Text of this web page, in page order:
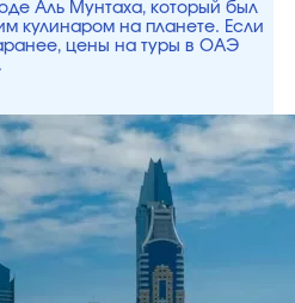
Аль Мунтаха, который был
кулинаром на планете. Если
цены на туры в ОАЭ